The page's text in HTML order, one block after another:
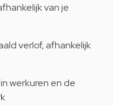
van je
verlof, afhankelijk
werkuren en de